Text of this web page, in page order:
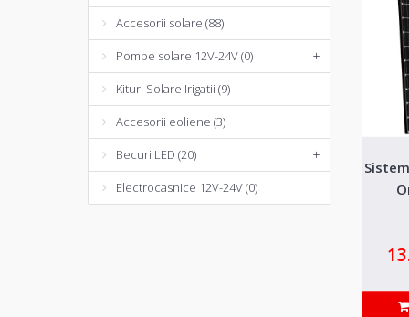
Accesorii solare (88)
Pompe solare 12V-24V (0)
+
Kituri Solare Irigatii (9)
Accesorii eoliene (3)
Becuri LED (20)
+
Electrocasnice 12V-24V (0)